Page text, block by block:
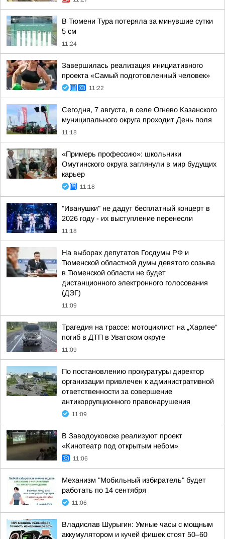
В Тюмени Тура потеряла за минувшие сутки
5 см
11:24
Завершилась реализация инициативного
проекта «Самый подготовленный человек»
11:22
Сегодня, 7 августа, в селе Огнево Казанского
муниципального округа проходит День поля
11:18
«Примерь профессию»: школьники
Омутинского округа заглянули в мир будущих
карьер
11:18
"Иванушки" не дадут бесплатный концерт в
2026 году - их выступление перенесли
11:18
На выборах депутатов Госдумы РФ и
Тюменской областной думы девятого созыва
в Тюменской области не будет
дистанционного электронного голосования
(ДЭГ)
11:09
Трагедия на трассе: мотоциклист на „Харлее“
погиб в ДТП в Уватском округе
11:09
По постановлению прокуратуры директор
организации привлечен к административной
ответственности за совершение
антикоррупционного правонарушения
11:09
В Заводоуковске реализуют проект
«Кинотеатр под открытым небом»
11:06
Механизм "Мобильный избиратель" будет
работать по 14 сентября
11:06
Владислав Шурыгин: Умные часы с мощным
аккумулятором и кучей фишек стоят 50–60